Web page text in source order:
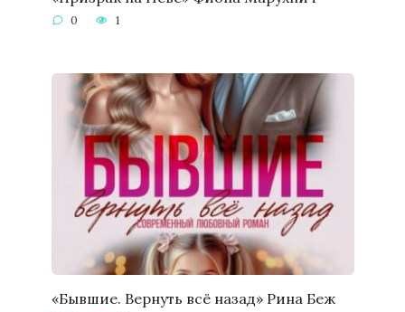
0 1
«Бывшие. Вернуть всё назад» Рина Беж